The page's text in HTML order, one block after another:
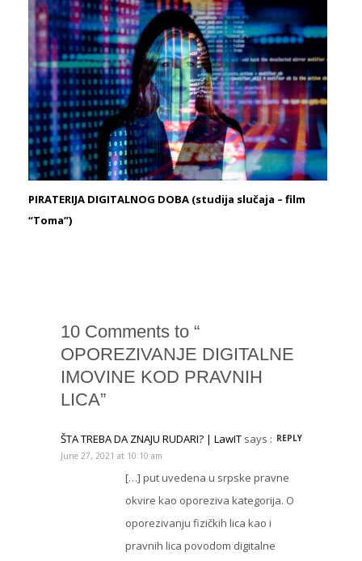
PIRATERIJA DIGITALNOG DOBA (studija slučaja – film
“Toma”)
10 Comments to “
OPOREZIVANJE DIGITALNE
IMOVINE KOD PRAVNIH
LICA”
ŠTA TREBA DA ZNAJU RUDARI? | LawIT says : REPLY
June 27, 2021 at 10:10 am
[…] put uvedena u srpske pravne
okvire kao oporeziva kategorija. O
oporezivanju fizičkih lica kao i
pravnih lica povodom digitalne